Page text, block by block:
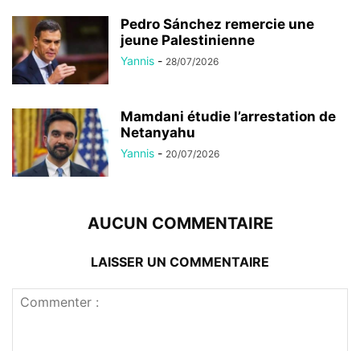
Pedro Sánchez remercie une
jeune Palestinienne
Yannis - 28/07/2026
Mamdani étudie l’arrestation de
Netanyahu
Yannis - 20/07/2026
AUCUN COMMENTAIRE
LAISSER UN COMMENTAIRE